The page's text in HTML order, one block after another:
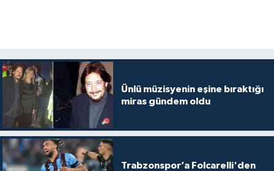
Ünlü müzisyenin eşine bıraktığı
miras gündem oldu
Trabzonspor’a Folcarelli'den